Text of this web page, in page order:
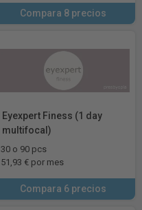
Compara 8 precios
Eyexpert Finess (1 day
multifocal)
30 o 90 pcs
51,93 € por mes
Compara 6 precios